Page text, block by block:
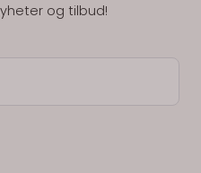
og tilbud!